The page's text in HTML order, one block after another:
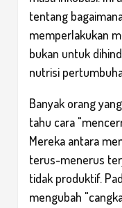
tentang
memperlakukan
bukan untuk
nutrisi
Banyak orang
tahu cara
Mereka antara
terus-menerus
tidak produktif.
mengubah